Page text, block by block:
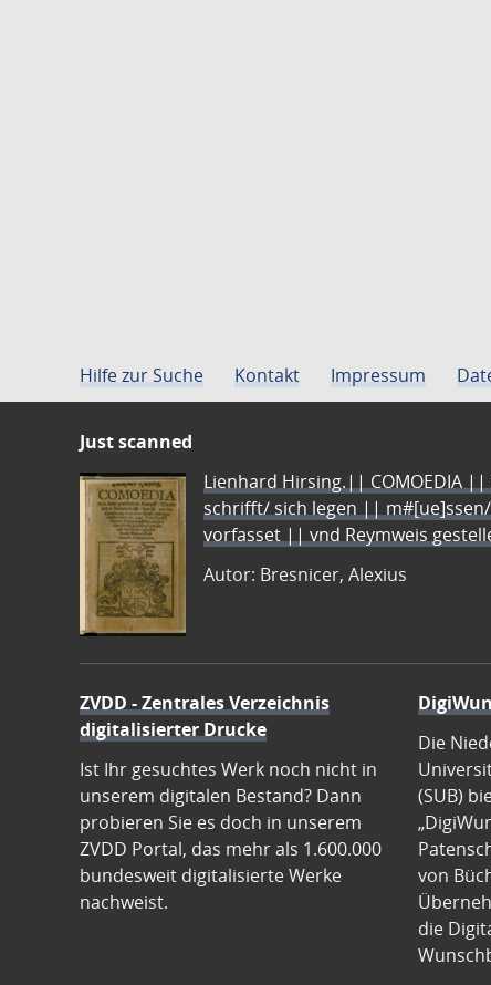
Hilfe zur Suche Kontakt Impressum
Just scanned
Lienhard Hirsing.|| COMOEDIA
schrifft/ sich legen ||
vorfasset || vnd Reymweis
Autor: Bresnicer, Alexius
ZVDD - Zentrales Verzeichnis
digitalisierter Drucke
Ist Ihr gesuchtes Werk noch nicht in
unserem digitalen Bestand? Dann
probieren Sie es doch in unserem
ZVDD Portal, das mehr als 1.600.000
bundesweit digitalisierte Werke
nachweist.
Die
(SUB)
von
die